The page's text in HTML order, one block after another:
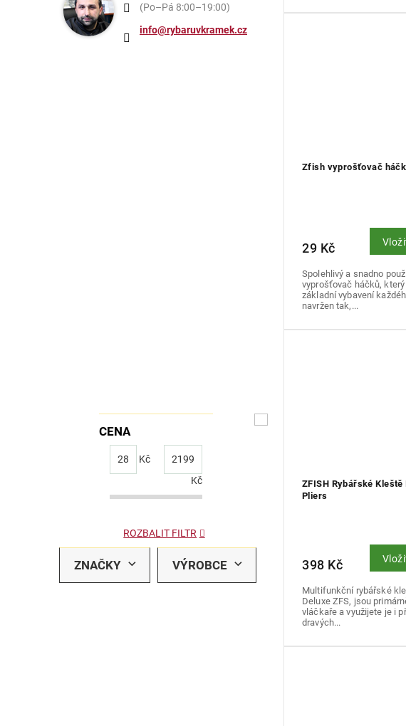
(Po–Pá 8:00–19:00)
info@rybaruvkramek.cz
CENA
28 Kč
2199
Kč
ROZBALIT FILTR
ZNAČKY VÝROBCE
Zfish vyprošťovač
29 Kč
Spolehlivý a snadno
vyprošťovač háčků,
základní vybavení
navržen tak,...
ZFISH Rybářské Kleště
Pliers
398 Kč
Multifunkční rybářské
Deluxe ZFS, jsou
vláčkaře a využijete je i
dravých...